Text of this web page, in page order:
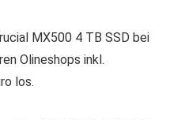
MX500 4 TB SSD bei
Olineshops inkl.
los.